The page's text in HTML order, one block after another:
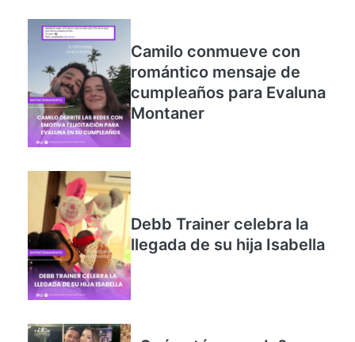
Camilo conmueve con
romántico mensaje de
cumpleaños para Evaluna
Debb Trainer celebra la